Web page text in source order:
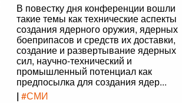
В повестку дня конференции вошли
такие темы как технические аспекты
создания ядерного оружия, ядерных
боеприпасов и средств их доставки,
создание и развертывание ядерных
сил, научно-технический и
промышленный потенциал как
предпосылка для создания ядер...
| #СМИ